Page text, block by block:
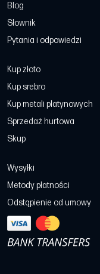
Blog
Słownik
Pytania i odpowiedzi
Kup złoto
Kup srebro
Kup metali platynowych
Sprzedaż hurtowa
Skup
Wysyłki
Metody płatności
Odstąpienie od umowy